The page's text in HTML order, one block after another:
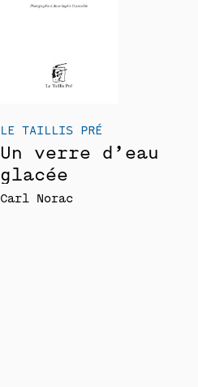
LE TAILLIS PRÉ
Un verre d’eau
glacée
Carl Norac